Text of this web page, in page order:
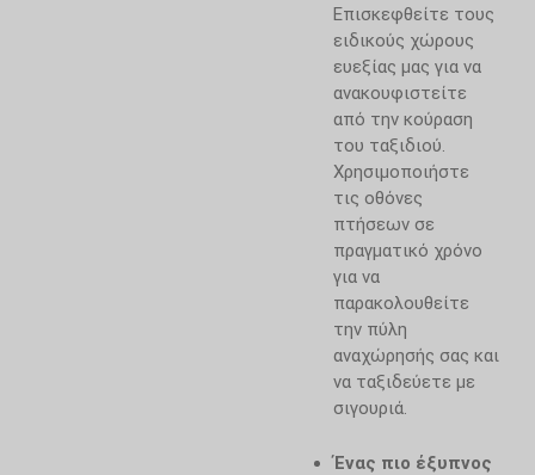
Επισκεφθείτε τους
ειδικούς χώρους
ευεξίας μας για να
ανακουφιστείτε
από την κούραση
του ταξιδιού.
Χρησιμοποιήστε
τις οθόνες
πτήσεων σε
πραγματικό χρόνο
για να
παρακολουθείτε
την πύλη
αναχώρησής σας και
να ταξιδεύετε με
σιγουριά.
Ένας πιο έξυπνος